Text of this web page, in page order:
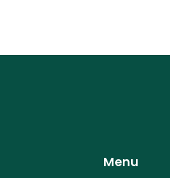
Menu